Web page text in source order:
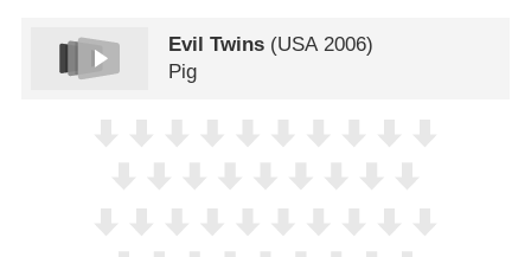
Evil Twins (USA2006)
Pig